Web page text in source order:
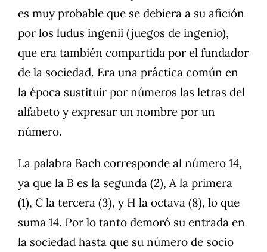
es muy probable que se debiera a su afición
por los ludus ingenii (juegos de ingenio),
que era también compartida por el fundador
de la sociedad. Era una práctica común en
la época sustituir por números las letras del
alfabeto y expresar un nombre por un
número.
La palabra Bach corresponde al número 14,
ya que la B es la segunda (2), A la primera
(1), C la tercera (3), y H la octava (8), lo que
suma 14. Por lo tanto demoró su entrada en
la sociedad hasta que su número de socio